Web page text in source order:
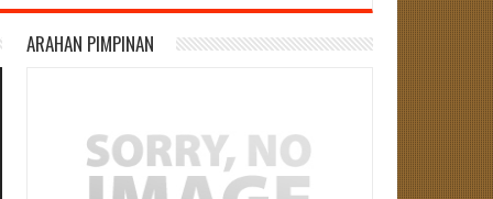
ARAHAN PIMPINAN